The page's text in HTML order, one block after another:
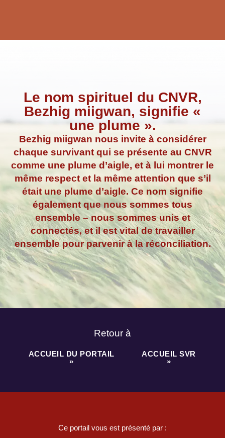
Le nom spirituel du CNVR,
Bezhig miigwan, signifie «
une plume ».
Bezhig miigwan nous invite à considérer
chaque survivant qui se présente au CNVR
comme une plume d’aigle, et à lui montrer le
même respect et la même attention que s’il
était une plume d’aigle. Ce nom signifie
également que nous sommes tous
ensemble – nous sommes unis et
connectés, et il est vital de travailler
ensemble pour parvenir à la réconciliation.
Retour à
ACCUEIL DU PORTAIL
»
ACCUEIL SVR
»
Ce portail vous est présenté par :